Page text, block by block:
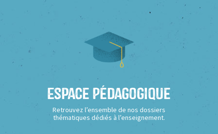
Espace Pédagogique
Retrouvez l’ensemble de nos dossiers
thématiques dédiés à l’enseignement.